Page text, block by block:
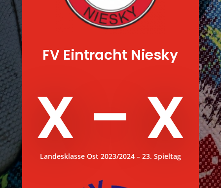
FV Eintracht Niesky
X – X
Landesklasse Ost 2023/2024 – 23. Spieltag